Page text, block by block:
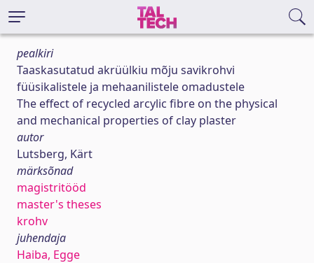
pealkiri
Taaskasutatud akrüülkiu mõju savikrohvi
füüsikalistele ja mehaanilistele omadustele
The effect of recycled arcylic fibre on the physical
and mechanical properties of clay plaster
autor
Lutsberg, Kärt
märksõnad
magistritööd
master's theses
krohv
juhendaja
Haiba, Egge